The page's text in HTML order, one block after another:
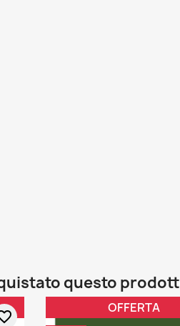
questo
OFFERTA